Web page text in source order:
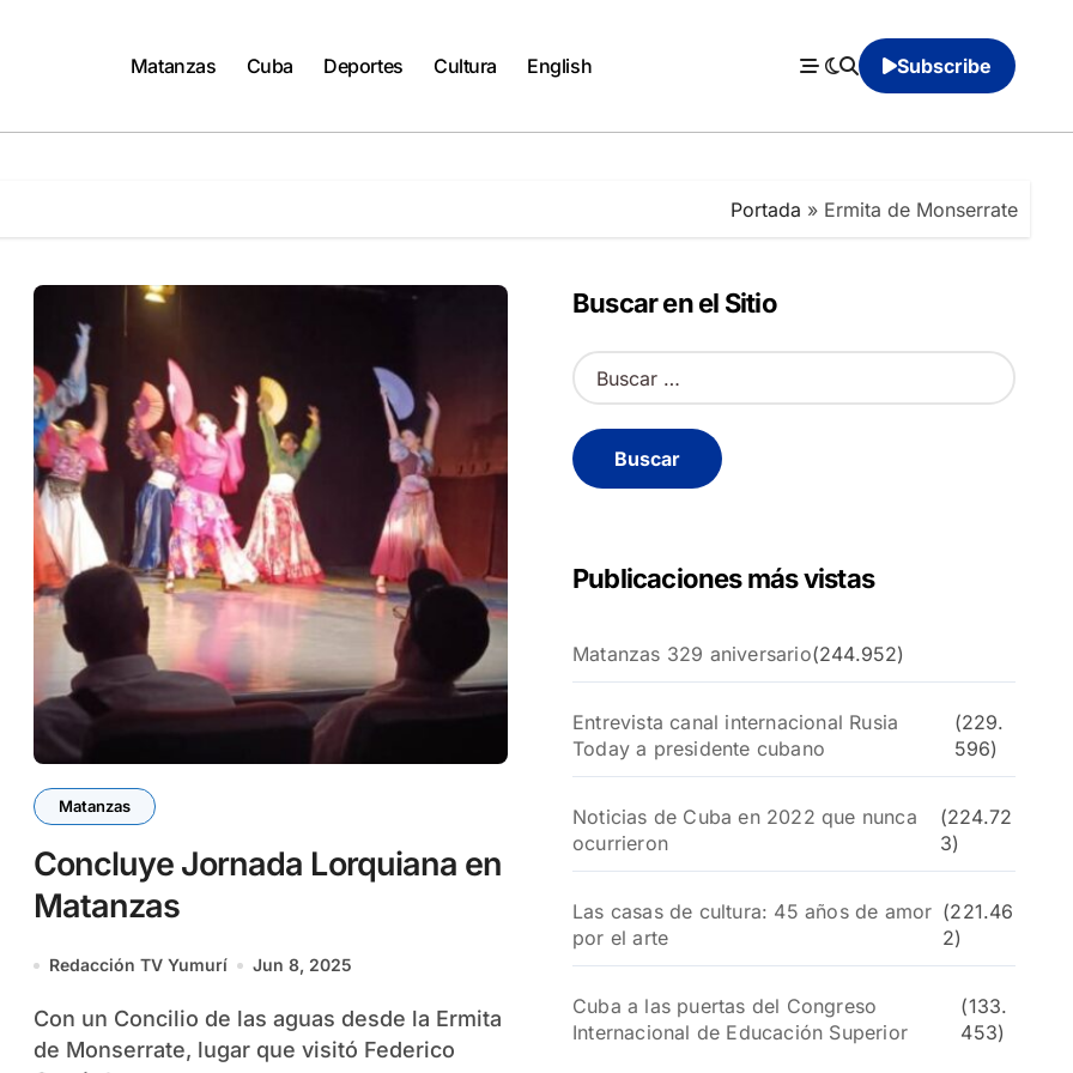
Matanzas Cuba Deportes Cultura English Subscribe
Portada » Ermita de Monserrate
Matanzas
Concluye Jornada Lorquiana en
Matanzas
Redacción TV Yumurí Jun 8, 2025
Con un Concilio de las aguas desde la Ermita
de Monserrate, lugar que visitó Federico
Buscar en el Sitio
B
u
c
a
Publicaciones más vistas
Matanzas 329 aniversario(244.952)
Entrevista canal internacional Rusia
Today a presidente cubano
(229.
596)
Noticias de Cuba en 2022 que nunca
ocurrieron
(224.72
3)
Las casas de cultura: 45 años de amor
por el arte
(221.46
2)
Cuba a las puertas del Congreso
Internacional de Educación Superior
(133.
453)